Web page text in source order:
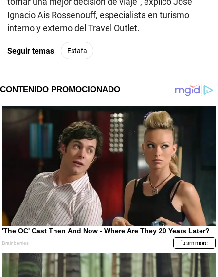
Ignacio Ais Rossenouff, especialista en turismo
interno y externo del Travel Outlet.
Seguir temas Estafa